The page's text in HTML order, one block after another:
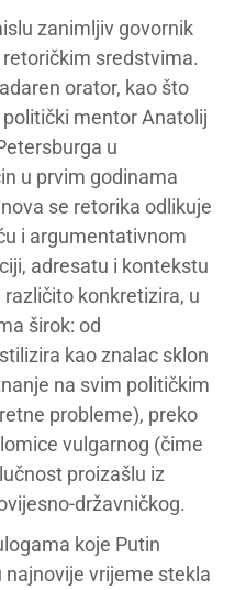
zanimljiv govornik
sredstvima.
orator, kao što
mentor Anatolij
u
u prvim godinama
se retorika odlikuje
i argumentativnom
adresatu i kontekstu
konkretizira, u
širok: od
kao znalac sklon
na svim političkim
probleme), preko
vulgarnog (čime
proizašlu iz
državničkog.
koje Putin
vrijeme stekla